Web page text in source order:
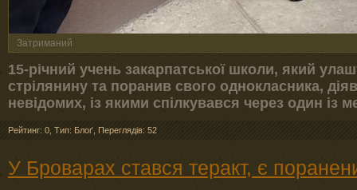
Затриманий
15-річний учень закарпатської школи, який
стрілянину та поранив свого однокласника,
невідомих, із якими спілкувався через один із
Рейтинг: 0 Тип: Блоґ Переглядів: 52
У Броварах стався теракт, є